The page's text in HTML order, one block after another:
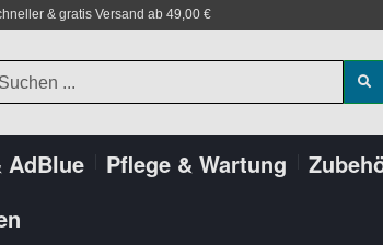
& gratis Versand ab 49,00 €
AdBlue Pflege & Wartung